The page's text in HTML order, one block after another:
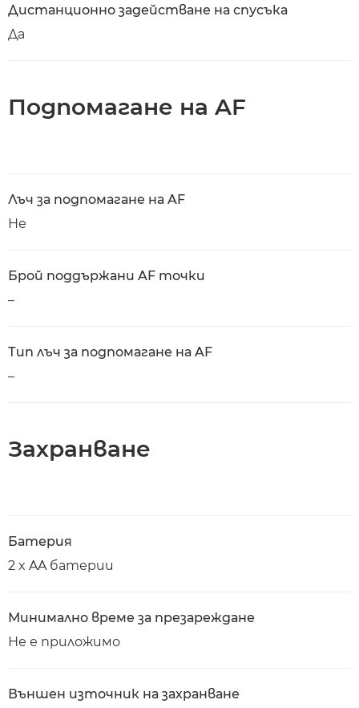
Дистанционно задействане на спусъка
Да
Подпомагане на AF
Лъч за подпомагане на AF
Не
Брой поддържани AF точки
–
Тип лъч за подпомагане на AF
–
Захранване
Батерия
2 x AA батерии
Минимално време за презареждане
Не е приложимо
Външен източник на захранване